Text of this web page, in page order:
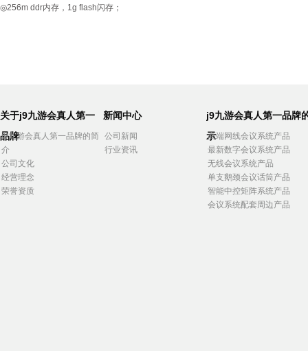
◎256m ddr内存，1g flash闪存；
关于j9九游会真人第一
品牌
j9九游会真人第一品牌的简
介
公司文化
经营理念
荣誉资质
新闻中心
公司新闻
行业资讯
j9九游会真人第一品牌
示
高端网线会议系统产品
最新数字会议系统产品
无线会议系统产品
单支鹅颈会议话筒产品
智能中控矩阵系统产品
会议系统配套周边产品